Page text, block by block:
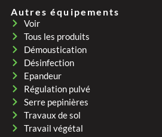
Autres équipements
Voir
Tous les produits
Démoustication
Désinfection
Epandeur
Régulation pulvé
Serre pepinières
Travaux de sol
Travail végétal